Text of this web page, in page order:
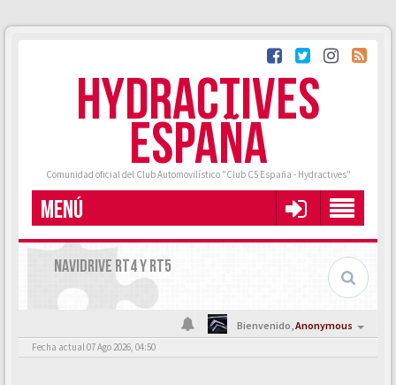
HYDRACTIVES
ESPAÑA
Comunidad oficial del Club Automovilístico "Club C5 España - Hydractives"
MENÚ
NAVIDRIVE RT4 Y RT5
Bienvenido,Anonymous
Fecha actual 07 Ago 2026, 04:50